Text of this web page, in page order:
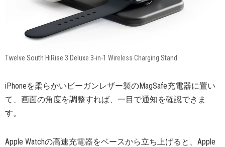
Twelve South HiRise 3 Deluxe 3-in-1 Wireless Charging Stand
iPhoneを柔らかいビーガンレザー製のMagSafe充電器に置い
て、画面の角度を調整すれば、一目で通知を確認できま
す。
Apple Watchの高速充電器をベースから立ち上げると、Apple